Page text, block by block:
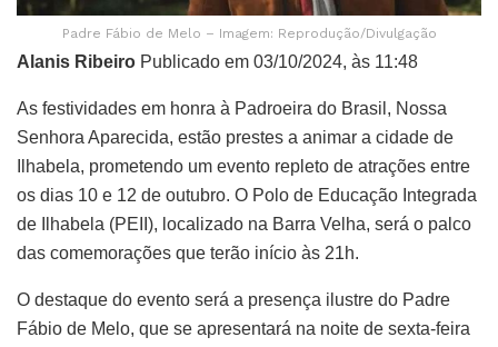
Padre Fábio de Melo – Imagem: Reprodução/Divulgação
Alanis Ribeiro Publicado em 03/10/2024, às 11:48
As festividades em honra à Padroeira do Brasil, Nossa
Senhora Aparecida, estão prestes a animar a cidade de
Ilhabela, prometendo um evento repleto de atrações entre
os dias 10 e 12 de outubro. O Polo de Educação Integrada
de Ilhabela (PEII), localizado na Barra Velha, será o palco
das comemorações que terão início às 21h.
O destaque do evento será a presença ilustre do Padre
Fábio de Melo, que se apresentará na noite de sexta-feira